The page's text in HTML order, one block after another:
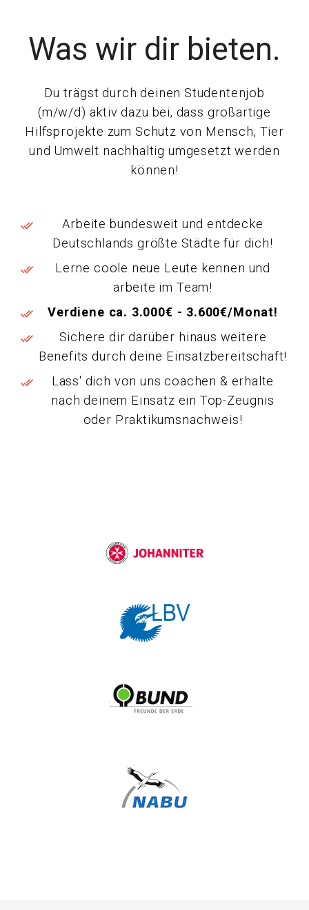
Was wir dir bieten.
Du trägst durch deinen Studentenjob
(m/w/d) aktiv dazu bei, dass großartige
Hilfsprojekte zum Schutz von Mensch, Tier
und Umwelt nachhaltig umgesetzt werden
können!
Arbeite bundesweit und entdecke
Deutschlands größte Städte für dich!
Lerne coole neue Leute kennen und
arbeite im Team!
Verdiene ca. 3.000€ - 3.600€/Monat!
Sichere dir darüber hinaus weitere
Benefits durch deine Einsatzbereitschaft!
Lass' dich von uns coachen & erhalte
nach deinem Einsatz ein Top-Zeugnis
oder Praktikumsnachweis!